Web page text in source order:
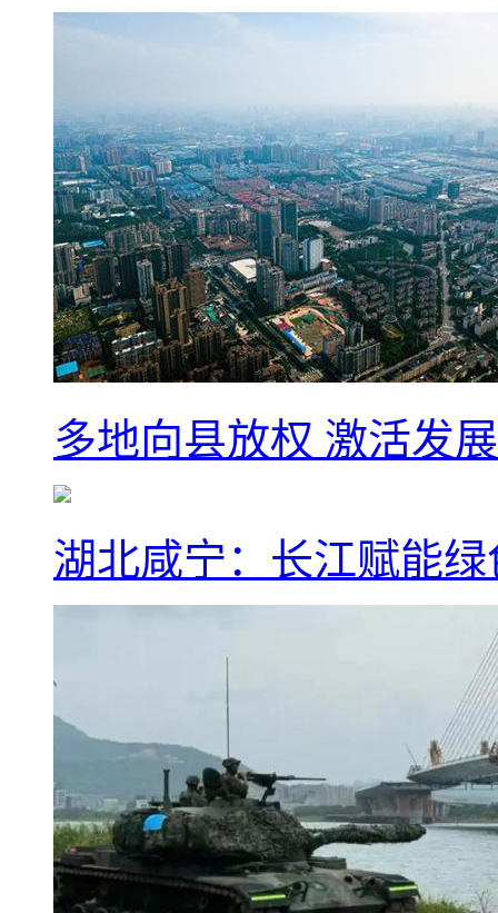
多地向县放权 激活发
湖北咸宁：长江赋能